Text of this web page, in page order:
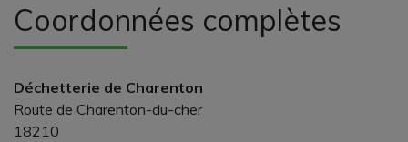
Coordonnées complètes
Déchetterie de Charenton
Route de Charenton-du-cher
18210